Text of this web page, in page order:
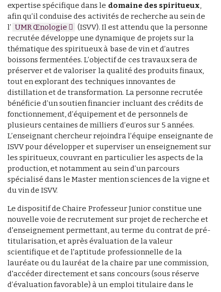
expertise spécifique dans le domaine des spiritueux,
afin qu’il conduise des activités de recherche au sein de
l’ UMR Œnologie
(ISVV). Il est attendu que la personne
recrutée développe une dynamique de projets sur la
thématique des spiritueux à base de vin et d’autres
boissons fermentées. L’objectif de ces travaux sera de
préserver et de valoriser la qualité des produits finaux,
tout en explorant des techniques innovantes de
distillation et de transformation. La personne recrutée
bénéficie d’un soutien financier incluant des crédits de
fonctionnement, d’équipement et de personnels de
plusieurs centaines de milliers d’euros sur 5 années.
L’enseignant chercheur rejoindra l’équipe enseignante de
ISVV pour développer et superviser un enseignement sur
les spiritueux, couvrant en particulier les aspects de la
production, et notamment au sein d’un parcours
spécialisé dans le Master mention sciences de la vigne et
du vin de ISVV.
Le dispositif de Chaire Professeur Junior constitue une
nouvelle voie de recrutement sur projet de recherche et
d'enseignement permettant, au terme du contrat de pré-
titularisation, et après évaluation de la valeur
scientifique et de l'aptitude professionnelle de la
lauréate ou du lauréat de la chaire par une commission,
d'accéder directement et sans concours (sous réserve
d’évaluation favorable) à un emploi titulaire dans le